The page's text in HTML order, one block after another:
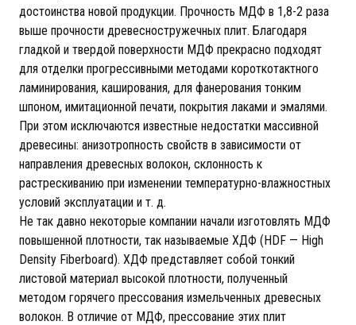
достоинства новой продукции. Прочность МДФ в 1,8-2 раза
выше прочности древесностружечных плит. Благодаря
гладкой и твердой поверхности МДФ прекрасно подходят
для отделки прогрессивными методами короткотактного
ламинирования, каширования, для фанерования тонким
шпоном, имитационной печати, покрытия лаками и эмалями.
При этом исключаются известные недостатки массивной
древесины: анизотропность свойств в зависимости от
направления древесных волокон, склонность к
растрескиванию при изменении температурно-влажностных
условий эксплуатации и т. д.
Не так давно некоторые компании начали изготовлять МДФ
повышенной плотности, так называемые ХДФ (HDF — High
Density Fiberboard). ХДФ представляет собой тонкий
листовой материал высокой плотности, полученный
методом горячего прессования измельченных древесных
волокон. В отличие от МДФ, прессование этих плит